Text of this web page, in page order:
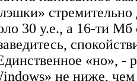
30 у.е., а 16-ти Мб
«но», -
не ниже,